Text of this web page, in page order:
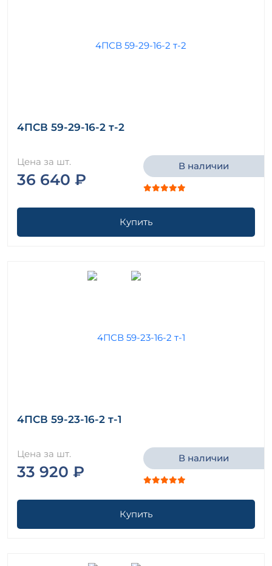
4ПСВ 59-29-16-2 т-2
Цена за шт.
36 640 ₽
В наличии
Купить
4ПСВ 59-23-16-2 т-1
Цена за шт.
33 920 ₽
В наличии
Купить